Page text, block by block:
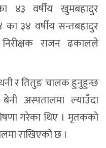
४३ वर्षीय खुमबहादुर
का ३४ वर्षीय सन्तबहादुर
राजन ढकालले
र तितुङ चालक हुनुहुन्छ
अस्पतालमा ल्याउँदा
गरेका थिए । मृतकको
राखिएको छ ।